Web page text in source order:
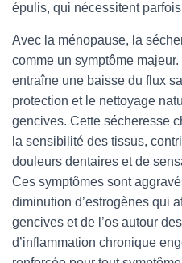
épulis, qui nécessitent
Avec la ménopause, la
comme un symptôme
entraîne une baisse du flux
protection et le nettoyage
gencives. Cette sécheresse
la sensibilité des tissus,
douleurs dentaires et de
Ces symptômes sont
diminution d’estrogènes qui
gencives et de l’os autour
d’inflammation chronique